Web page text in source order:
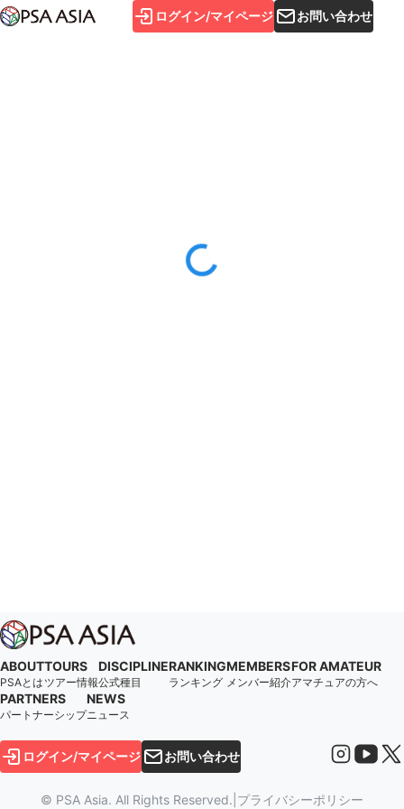
ログイン/マイページ お問い合わせ
ABOUT
PSAとは
TOURS
ツアー情報
DISCIPLINE
公式種目
RANKING
ランキング
MEMBERS
メンバー紹介
FOR AMATEUR
アマチュアの方へ
PARTNERS
パートナーシップ
NEWS
ニュース
ログイン/マイページ お問い合わせ
© PSA Asia. All Rights Reserved. プライバシーポリシー